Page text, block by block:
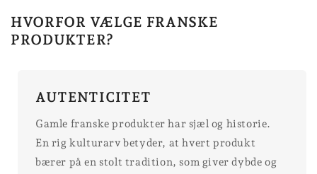
HVORFOR VÆLGE FRANSKE
PRODUKTER?
AUTENTICITET
Gamle franske produkter har sjæl og historie.
En rig kulturarv betyder, at hvert produkt
bærer på en stolt tradition, som giver dybde og